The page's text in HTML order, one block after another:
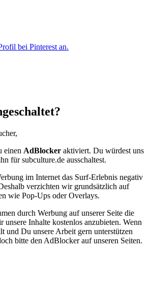
bei Pinterest an.
einen AdBlocker aktiviert. Du würdest uns
für subculture.de ausschaltest.
im Internet das Surf-Erlebnis negativ
verzichten wir grundsätzlich auf
wie Pop-Ups oder Overlays.
durch Werbung auf unserer Seite die
Inhalte kostenlos anzubieten. Wenn
und Du unsere Arbeit gern unterstützen
bitte den AdBlocker auf unseren Seiten.